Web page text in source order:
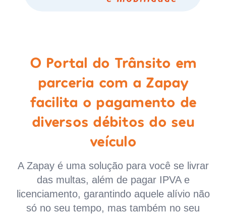
O Portal do Trânsito em
parceria com a Zapay
facilita o pagamento de
diversos débitos do seu
veículo
A Zapay é uma solução para você se livrar
das multas, além de pagar IPVA e
licenciamento, garantindo aquele alívio não
só no seu tempo, mas também no seu